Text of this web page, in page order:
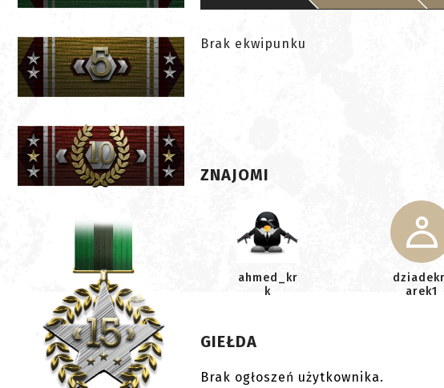
Brak ekwipunku
ZNAJOMI
ahmed_kr
k
arek1
GIEŁDA
Brak ogłoszeń użytkownika.